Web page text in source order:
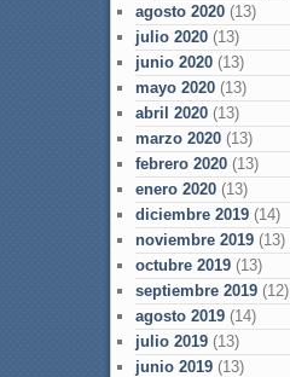
agosto 2020(13)
julio 2020(13)
junio 2020(13)
mayo 2020(13)
abril 2020(13)
marzo 2020(13)
febrero 2020(13)
enero 2020(13)
diciembre 2019(14)
noviembre 2019(13)
octubre 2019(13)
septiembre 2019(12)
agosto 2019(14)
julio 2019(13)
junio 2019(13)